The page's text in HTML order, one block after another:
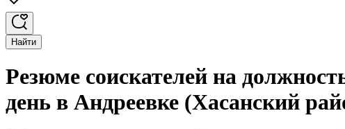
Найти
Резюме соискателей на
день в Андреевке (Хасанский